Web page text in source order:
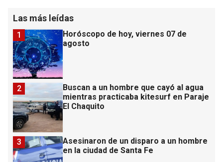
Las más leídas
Horóscopo de hoy, viernes 07 de
agosto
1
Buscan a un hombre que cayó al agua
mientras practicaba kitesurf en Paraje
El Chaquito
2
Asesinaron de un disparo a un hombre
en la ciudad de Santa Fe
3